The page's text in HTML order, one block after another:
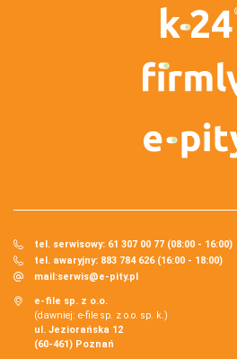
tel. serwisowy: 61 307 00 77 (08:00 - 16:00)
tel. awaryjny: 883 784 626 (16:00 - 18:00)
mail:serwis@e-pity.pl
e-file sp. z o.o.
(dawniej: e-file sp. z o.o. sp. k.)
ul. Jeziorańska 12
(60-461) Poznań